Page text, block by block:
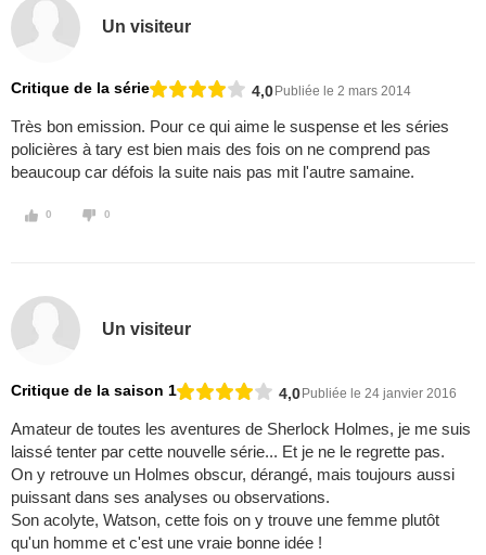
Un visiteur
Critique de la série 4,0Publiée le 2 mars 2014
Très bon emission. Pour ce qui aime le suspense et les séries
policières à tary est bien mais des fois on ne comprend pas
beaucoup car défois la suite nais pas mit l'autre samaine.
0 0
Un visiteur
Critique de la saison 1 4,0Publiée le 24 janvier 2016
Amateur de toutes les aventures de Sherlock Holmes, je me suis
laissé tenter par cette nouvelle série... Et je ne le regrette pas.
On y retrouve un Holmes obscur, dérangé, mais toujours aussi
puissant dans ses analyses ou observations.
Son acolyte, Watson, cette fois on y trouve une femme plutôt
qu'un homme et c'est une vraie bonne idée !